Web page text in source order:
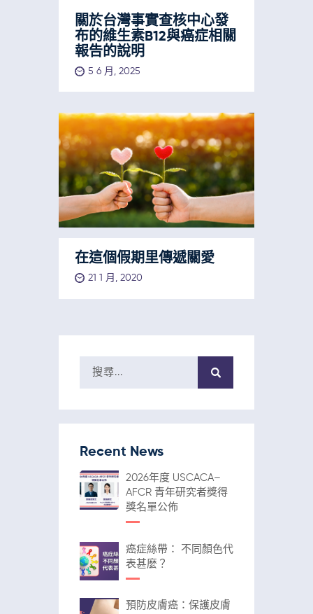
關於台灣事實查核中心發
布的維生素B12與癌症相關
報告的說明
5 6 月, 2025
在這個假期里傳遞關愛
21 1 月, 2020
Recent News
2026年度 USCACA–
AFCR 青年研究者獎得
獎名單公佈
癌症絲帶： 不同顏色代
表甚麼？
預防皮膚癌：保護皮膚